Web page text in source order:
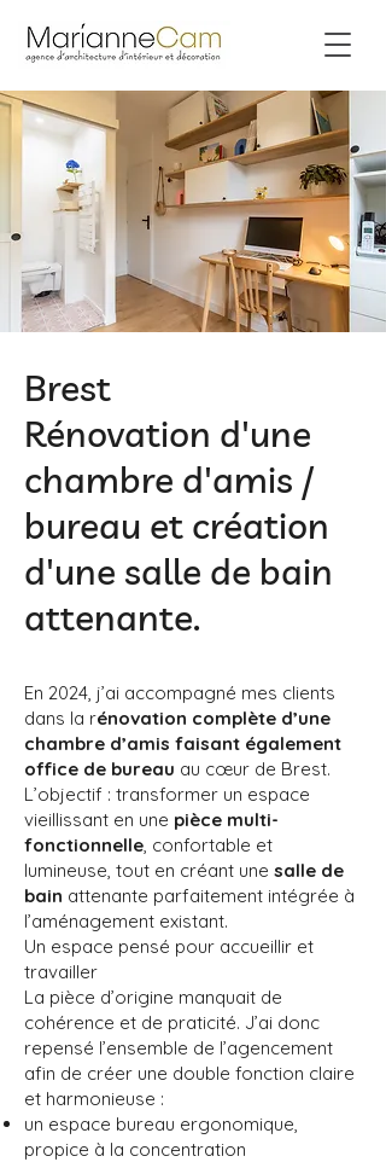
Brest
Rénovation d'une
chambre d'amis /
bureau et création
d'une salle de bain
attenante.
En 2024, j’ai accompagné mes clients
dans la rénovation complète d’une
chambre d’amis faisant également
office de bureau au cœur de Brest.
L’objectif : transformer un espace
vieillissant en une pièce multi-
fonctionnelle, confortable et
lumineuse, tout en créant une salle de
bain attenante parfaitement intégrée à
l’aménagement existant.
Un espace pensé pour accueillir et
travailler
La pièce d’origine manquait de
cohérence et de praticité. J’ai donc
repensé l’ensemble de l’agencement
afin de créer une double fonction claire
et harmonieuse :
un espace bureau ergonomique,
propice à la concentration